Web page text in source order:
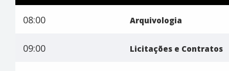
08:00 Arquivologia
09:00 Licitações e Contratos